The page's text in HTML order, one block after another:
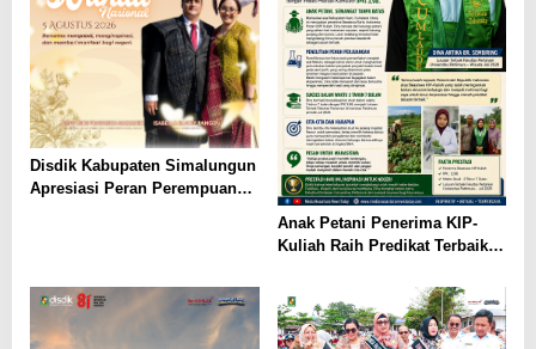
Disdik Kabupaten Simalungun
Apresiasi Peran Perempuan
Anak Petani Penerima KIP-
Kuliah Raih Predikat Terbaik
Universitas Pattimura